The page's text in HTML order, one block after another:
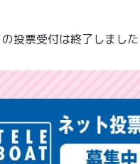
投票受付は終了しました